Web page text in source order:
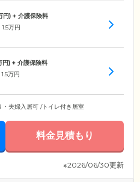
円) + 介護保険料
1.5万円
円) + 介護保険料
1.5万円
・夫婦入居可 /トイレ付き居室
料金見積もり
※2026/06/30更新